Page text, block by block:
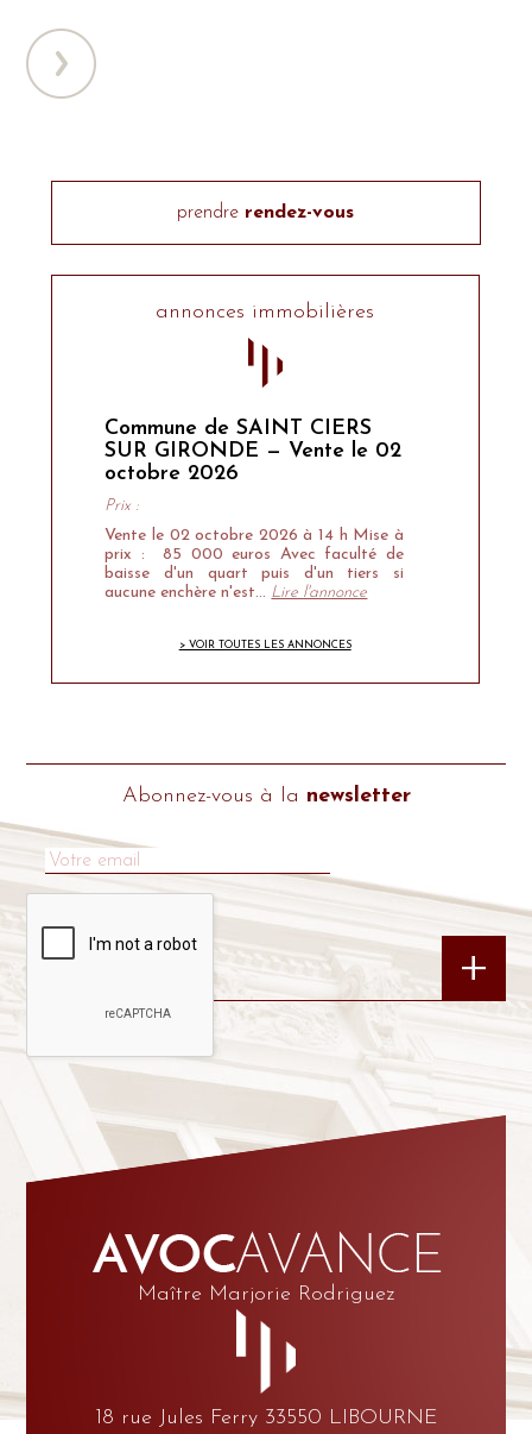
prendre rendez-vous
annonces immobilières
Commune de SAINT CIERS
SUR GIRONDE — Vente le 02
octobre 2026
Prix :
Vente le 02 octobre 2026 à 14 h Mise à
prix : 85 000 euros Avec faculté de
baisse d'un quart puis d'un tiers si
aucune enchère n'est… Lire l'annonce
> VOIR TOUTES LES ANNONCES
Abonnez-vous à la newsletter
Maître Marjorie Rodriguez
18 rue Jules Ferry 33550 LIBOURNE